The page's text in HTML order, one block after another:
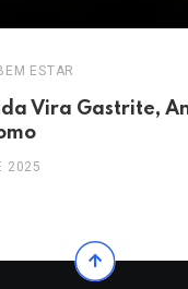
ESTAR
Vira Gastrite,
2025